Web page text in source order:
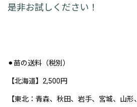
是非お試しください！
⚫︎苗の送料（税別）
【北海道】2,500円
【東北：青森、秋田、岩手、宮城、山形